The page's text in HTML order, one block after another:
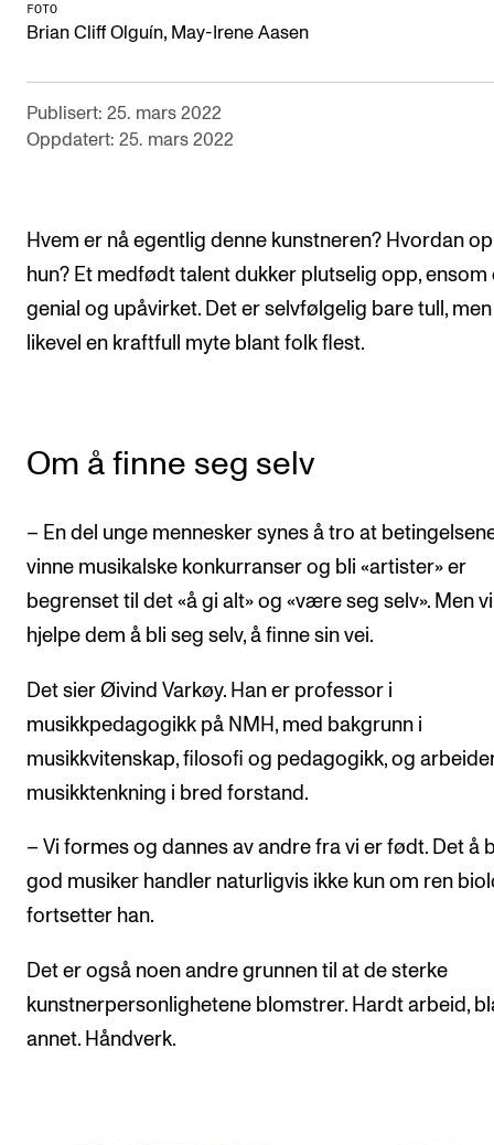
Om Norges musikkhøgskole
For ansatte og studenter
FOTO
Brian Cliff Olguín, May-Irene Aasen
Publisert: 25. mars 2022
Oppdatert: 25. mars 2022
Hvem er nå egentlig denne kunstneren? Hvordan
hun? Et medfødt talent dukker plutselig opp, ensom
genial og upåvirket. Det er selvfølgelig bare tull, men
likevel en kraftfull myte blant folk flest.
Om å finne seg selv
– En del unge mennesker synes å tro at
vinne musikalske konkurranser og bli «artister» er
begrenset til det «å gi alt» og «være seg selv». Men
hjelpe dem å bli seg selv, å finne sin vei.
Det sier Øivind Varkøy. Han er professor i
musikkpedagogikk på NMH, med bakgrunn i
musikkvitenskap, filosofi og pedagogikk, og
musikktenkning i bred forstand.
– Vi formes og dannes av andre fra vi er født. Det å
god musiker handler naturligvis ikke kun om ren
fortsetter han.
Det er også noen andre grunnen til at de sterke
kunstnerpersonlighetene blomstrer. Hardt arbeid,
annet. Håndverk.